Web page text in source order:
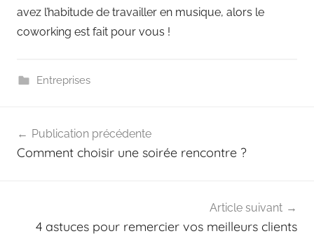
avez l’habitude de travailler en musique, alors le
coworking est fait pour vous !
Entreprises
de
Publication précédente
Comment choisir une soirée rencontre ?
Article suivant
4 astuces pour remercier vos meilleurs clients